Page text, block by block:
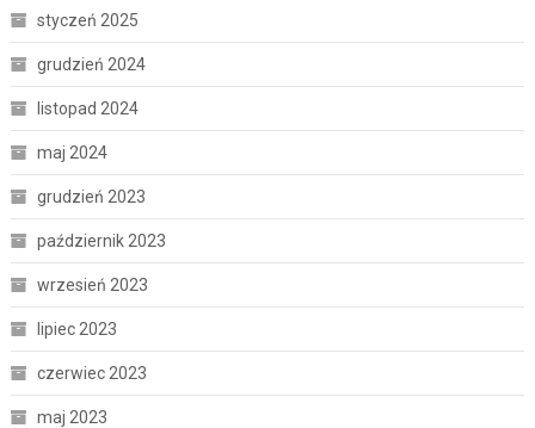
styczeń 2025
grudzień 2024
listopad 2024
maj 2024
grudzień 2023
październik 2023
wrzesień 2023
lipiec 2023
czerwiec 2023
maj 2023